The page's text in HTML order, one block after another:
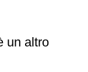
un altro